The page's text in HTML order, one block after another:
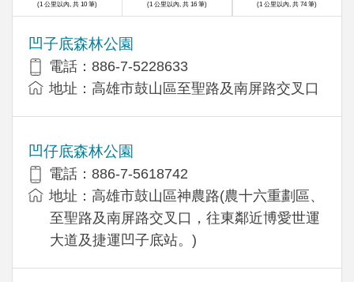
(1 公里以內, 共 10 筆)
凹子底森林公園
電話：886-7-5228633
地址：高雄市鼓山區至聖路及南屏路交叉口
凹仔底森林公園
電話：886-7-5618742
地址：高雄市鼓山區神農路(農十六重劃區、
至聖路及南屏路交叉口，往東鄰近博愛世運
大道及捷運凹子底站。)
(1 公里以內, 共 16 筆) (1 公里以內, 共 74 筆)